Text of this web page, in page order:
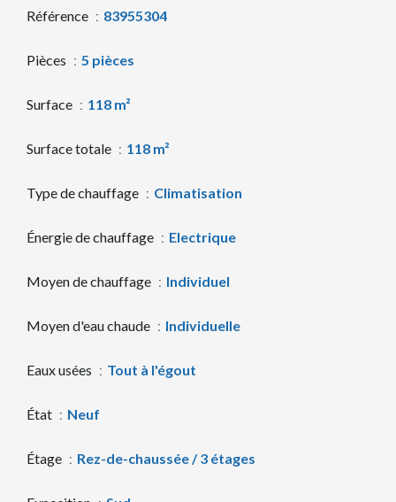
Référence 83955304
Pièces 5 pièces
Surface 118 m²
Surface totale 118 m²
Type de chauffage Climatisation
Énergie de chauffage Electrique
Moyen de chauffage Individuel
Moyen d'eau chaude Individuelle
Eaux usées Tout à l'égout
État Neuf
Étage Rez-de-chaussée / 3 étages